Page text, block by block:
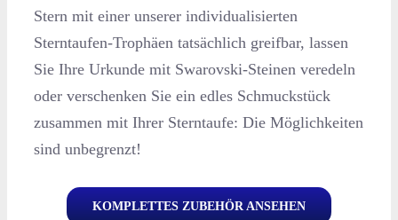
Stern mit einer unserer individualisierten
Sterntaufen-Trophäen tatsächlich greifbar, lassen
Sie Ihre Urkunde mit Swarovski-Steinen veredeln
oder verschenken Sie ein edles Schmuckstück
zusammen mit Ihrer Sterntaufe: Die Möglichkeiten
sind unbegrenzt!
KOMPLETTES ZUBEHÖR ANSEHEN